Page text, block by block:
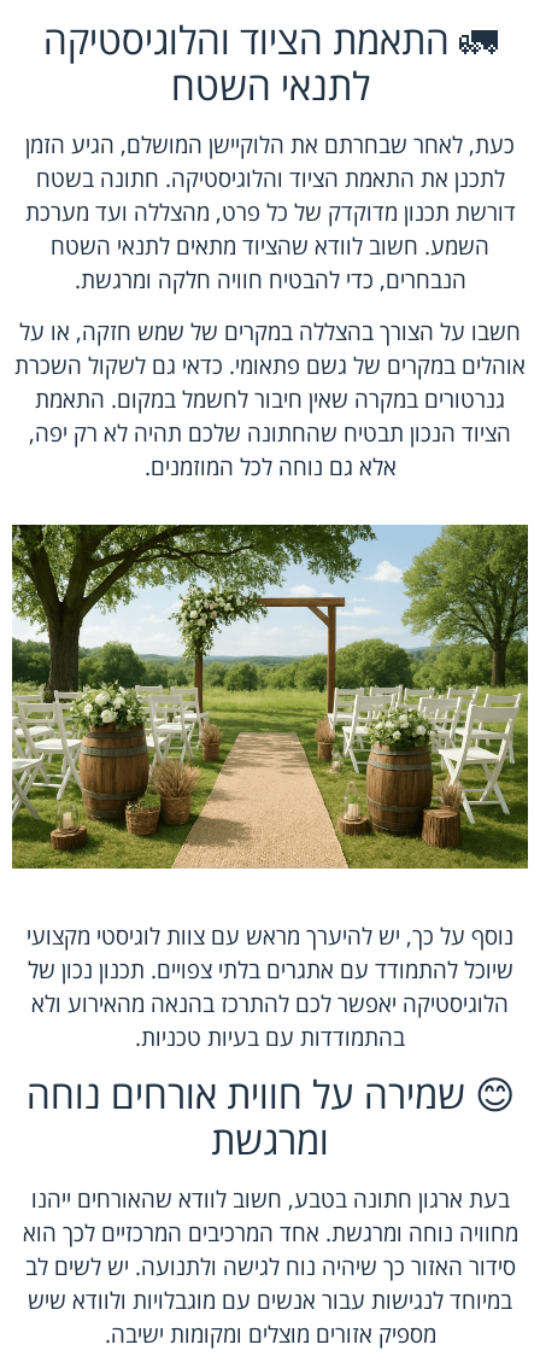
🚛 התאמת הציוד והלוגיסטיקה
לתנאי השטח
כעת, לאחר שבחרתם את הלוקיישן המושלם, הגיע הזמן
לתכנן את התאמת הציוד והלוגיסטיקה. חתונה בשטח
דורשת תכנון מדוקדק של כל פרט, מהצללה ועד מערכת
השמע. חשוב לוודא שהציוד מתאים לתנאי השטח
הנבחרים, כדי להבטיח חוויה חלקה ומרגשת.
חשבו על הצורך בהצללה במקרים של שמש חזקה, או על
אוהלים במקרים של גשם פתאומי. כדאי גם לשקול השכרת
גנרטורים במקרה שאין חיבור לחשמל במקום. התאמת
הציוד הנכון תבטיח שהחתונה שלכם תהיה לא רק יפה,
אלא גם נוחה לכל המוזמנים.
נוסף על כך, יש להיערך מראש עם צוות לוגיסטי מקצועי
שיוכל להתמודד עם אתגרים בלתי צפויים. תכנון נכון של
הלוגיסטיקה יאפשר לכם להתרכז בהנאה מהאירוע ולא
בהתמודדות עם בעיות טכניות.
😊 שמירה על חווית אורחים נוחה
ומרגשת
בעת ארגון חתונה בטבע, חשוב לוודא שהאורחים ייהנו
מחוויה נוחה ומרגשת. אחד המרכיבים המרכזיים לכך הוא
סידור האזור כך שיהיה נוח לגישה ולתנועה. יש לשים לב
במיוחד לנגישות עבור אנשים עם מוגבלויות ולוודא שיש
מספיק אזורים מוצלים ומקומות ישיבה.